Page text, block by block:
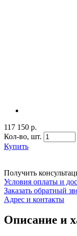
117 150 р.
Кол-во, шт.
Купить
Получить
Условия оплаты и
Заказать обратный
Адрес и контакты
Описание и